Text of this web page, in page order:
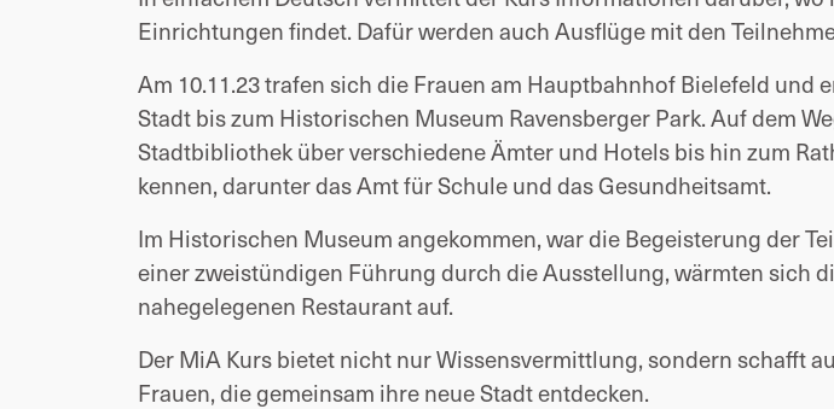
Einrichtungen findet. Dafür werden auch Ausflüge mit den
Am 10.11.23 trafen sich die Frauen am Hauptbahnhof Bielefeld und
Stadt bis zum Historischen Museum Ravensberger Park. Auf dem
Stadtbibliothek über verschiedene Ämter und Hotels bis hin zum
kennen, darunter das Amt für Schule und das Gesundheitsamt.
Im Historischen Museum angekommen, war die Begeisterung der
einer zweistündigen Führung durch die Ausstellung, wärmten sich
nahegelegenen Restaurant auf.
Der MiA Kurs bietet nicht nur Wissensvermittlung, sondern schafft
Frauen, die gemeinsam ihre neue Stadt entdecken.